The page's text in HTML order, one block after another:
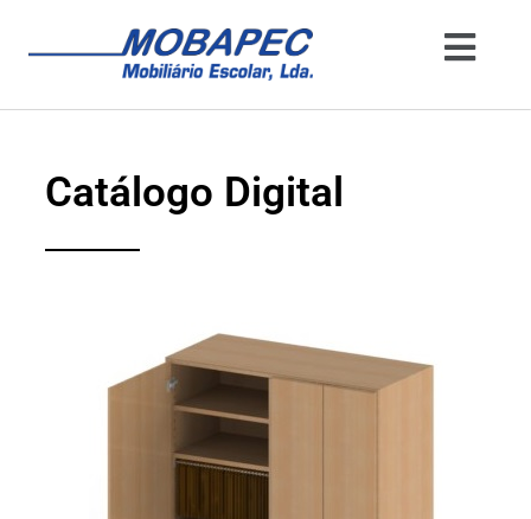
Catálogo Digital